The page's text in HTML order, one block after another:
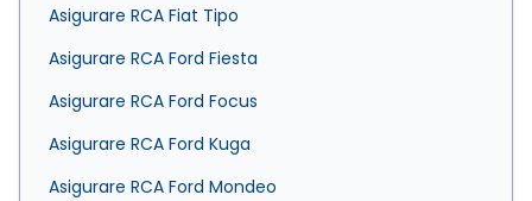
Asigurare RCA Fiat Tipo
Asigurare RCA Ford Fiesta
Asigurare RCA Ford Focus
Asigurare RCA Ford Kuga
Asigurare RCA Ford Mondeo